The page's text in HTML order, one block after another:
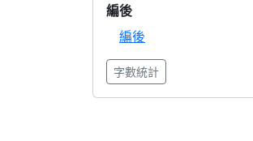
編後
編後
字數統計